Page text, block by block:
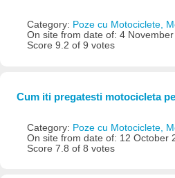
Category: Poze cu Motociclete,
On site from date of: 4 November
Score 9.2 of 9 votes
Cum iti pregatesti motocicleta
Category: Poze cu Motociclete,
On site from date of: 12 October
Score 7.8 of 8 votes